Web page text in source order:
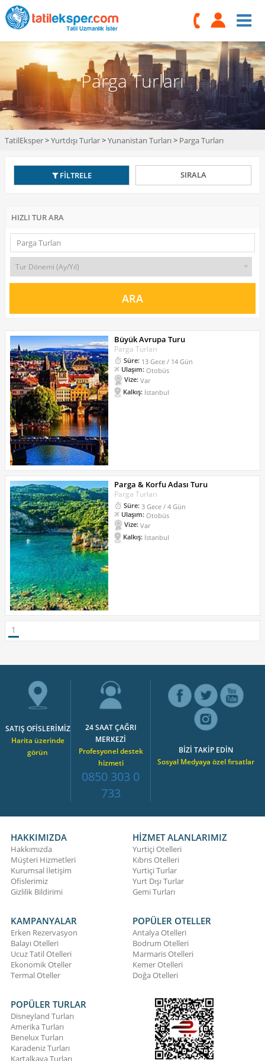
Parga Turları
TatilEksper>Yurtdışı Turlar>Yunanistan Turları> Parga Turları
FİLTRELE SIRALA
HIZLI TUR ARA
Büyük Avrupa Turu
Parga Turları
Süre: 13 Gece / 14 Gün
Ulaşım: Otobüs
Vize: Var
Kalkış: İstanbul
Parga & Korfu Adası Turu
Parga Turları
Süre: 3 Gece / 4 Gün
Ulaşım: Otobüs
Vize: Var
Kalkış: İstanbul
1
SATIŞ OFİSLERİMİZ
Harita üzerinde
görün
24 SAAT ÇAĞRI
MERKEZİ
Profesyonel destek
hizmeti
0850 303 0
733
BİZİ TAKİP EDİN
Sosyal Medyaya özel fırsatlar
HAKKIMIZDA
Hakkımızda
Müşteri Hizmetleri
Kurumsal İletişim
Ofislerimiz
Gizlilik Bildirimi
HİZMET ALANLARIMIZ
Yurtiçi Otelleri
Kıbrıs Otelleri
Yurtiçi Turlar
Yurt Dışı Turlar
Gemi Turları
KAMPANYALAR
Erken Rezervasyon
Balayı Otelleri
Ucuz Tatil Otelleri
Ekonomik Oteller
Termal Oteller
POPÜLER OTELLER
Antalya Otelleri
Bodrum Otelleri
Marmaris Otelleri
Kemer Otelleri
Doğa Otelleri
POPÜLER TURLAR
Disneyland Turları
Amerika Turları
Benelux Turları
Karadeniz Turları
Kartalkaya Turları